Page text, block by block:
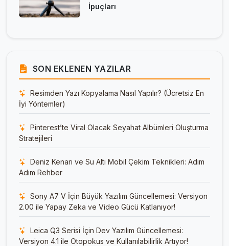
İpuçları
SON EKLENEN YAZILAR
Resimden Yazı Kopyalama Nasıl Yapılır? (Ücretsiz En
İyi Yöntemler)
Pinterest’te Viral Olacak Seyahat Albümleri Oluşturma
Stratejileri
Deniz Kenarı ve Su Altı Mobil Çekim Teknikleri: Adım
Adım Rehber
Sony A7 V İçin Büyük Yazılım Güncellemesi: Versiyon
2.00 ile Yapay Zeka ve Video Gücü Katlanıyor!
Leica Q3 Serisi İçin Dev Yazılım Güncellemesi:
Versiyon 4.1 ile Otopokus ve Kullanılabilirlik Artıyor!